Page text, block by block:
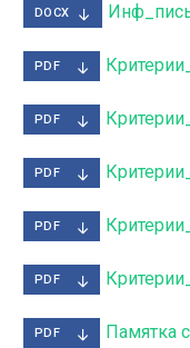
DOCX
PDF
PDF
PDF
PDF
PDF
PDF Памятка